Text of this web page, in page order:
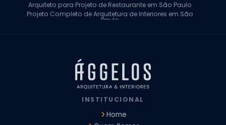
Arquiteto para Projeto de Restaurante em São Paulo
Projeto Completo de Arquitetura de Interiores em São
Paulo
Arquiteto para Projeto Comercial em São Paulo
Arquiteto Comercial
Arquiteto para Reforma de Apartamento
Arquiteto para Reforma Residencial
Arquitetura para Reforma de Casas
Design de Interiores Apartamentos
INSTITUCIONAL
Home